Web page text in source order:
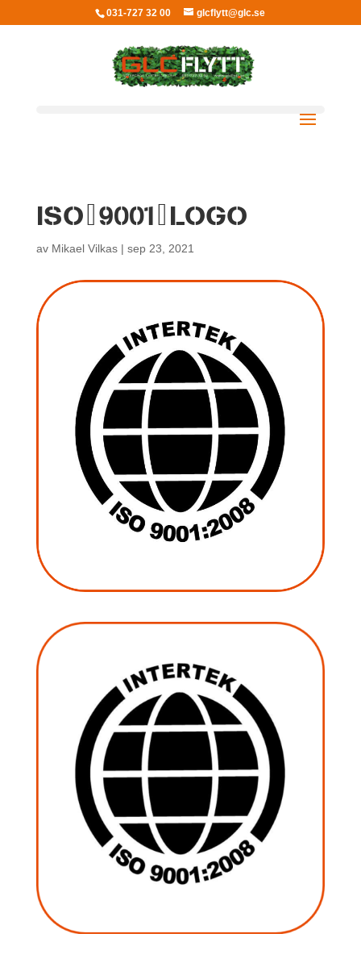
031-727 32 00 glcflytt@glc.se
ISO_9001_LOGO
av Mikael Vilkas| sep 23, 2021